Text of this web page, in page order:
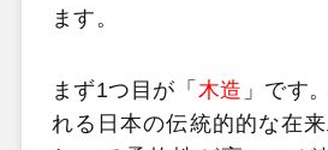
ます。
まず1つ目が「 木造 」です
れる日本の伝統的的な在